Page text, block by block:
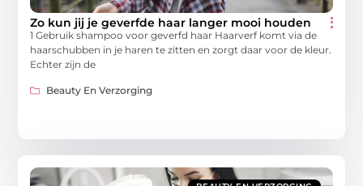
Zo kun jij je geverfde haar langer mooi houden
1 Gebruik shampoo voor geverfd haar Haarverf komt via de
haarschubben in je haren te zitten en zorgt daar voor de kleur.
Echter zijn de
Beauty En Verzorging